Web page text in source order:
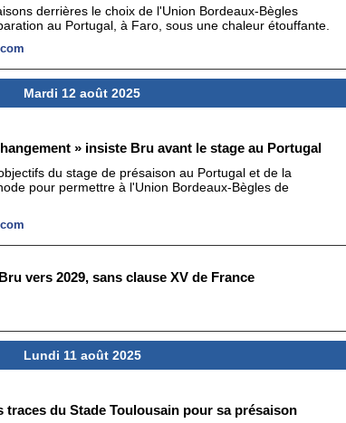
derrières le choix de l'Union Bordeaux-Bègles
au Portugal, à Faro, sous une chaleur étouffante.
Mardi 12 août 2025
» insiste Bru avant le stage au Portugal
du stage de présaison au Portugal et de la
pour permettre à l'Union Bordeaux-Bègles de
vers 2029, sans clause XV de France
Lundi 11 août 2025
traces du Stade Toulousain pour sa présaison